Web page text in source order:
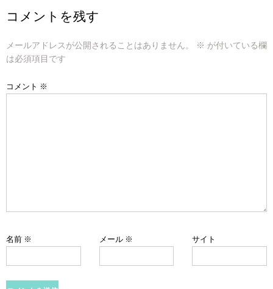
ビ
ゲ
ー
シ
コメントを残す
メールアドレスが公開されることはありません。 ※ が付いている欄
は必須項目です
コメント ※
名前 ※ メール ※ サイト